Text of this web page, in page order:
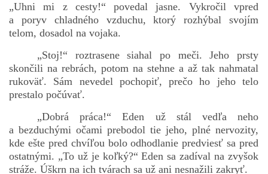
„Uhni mi z cesty!“ povedal jasne. Vykročil vpred
a poryv chladného vzduchu, ktorý rozhýbal svojím
telom, dosadol na vojaka.
„Stoj!“ roztrasene siahal po meči. Jeho prsty
skončili na rebrách, potom na stehne a až tak nahmatal
rukoväť. Sám nevedel pochopiť, prečo ho jeho telo
prestalo počúvať.
„Dobrá práca!“ Eden už stál vedľa neho
a bezduchými očami prebodol tie jeho, plné nervozity,
kde ešte pred chvíľou bolo odhodlanie predviesť sa pred
ostatnými. „To už je koľký?“ Eden sa zadíval na zvyšok
stráže. Úškrn na ich tvárach sa už ani nesnažili zakryť.